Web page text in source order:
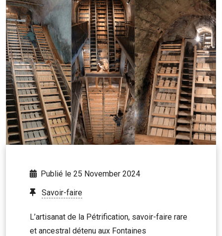
Publié le 25 November 2024
Savoir-faire
L’artisanat de la Pétrification, savoir-faire rare
et ancestral détenu aux Fontaines